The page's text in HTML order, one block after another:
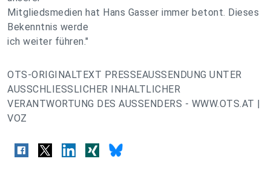
Mitgliedsmedien hat Hans Gasser immer betont. Dieses
Bekenntnis werde
ich weiter führen."
OTS-ORIGINALTEXT PRESSEAUSSENDUNG UNTER
AUSSCHLIESSLICHER INHALTLICHER
VERANTWORTUNG DES AUSSENDERS - WWW.OTS.AT |
VOZ